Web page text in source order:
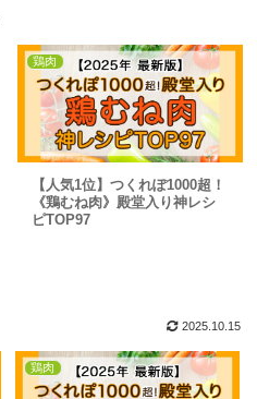
鶏肉
【人気1位】つくれぽ1000超！
《鶏むね肉》殿堂入り神レシ
ピTOP97
2025.10.15
鶏肉